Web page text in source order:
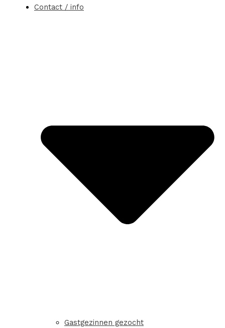
Contact / info
Gastgezinnen gezocht